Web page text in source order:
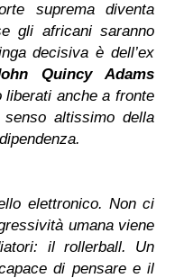
suprema diventa
gli africani saranno
decisiva è dell’ex
Quincy Adams
anche a fronte
altissimo della
elettronico. Non ci
umana viene
il rollerball. Un
di pensare e il